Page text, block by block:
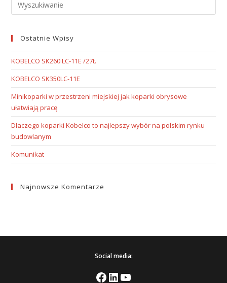
Ostatnie Wpisy
KOBELCO SK260 LC-11E /27t.
KOBELCO SK350LC-11E
Minikoparki w przestrzeni miejskiej jak koparki obrysowe
ułatwiają pracę
Dlaczego koparki Kobelco to najlepszy wybór na polskim rynku
budowlanym
Komunikat
Najnowsze Komentarze
Social media: